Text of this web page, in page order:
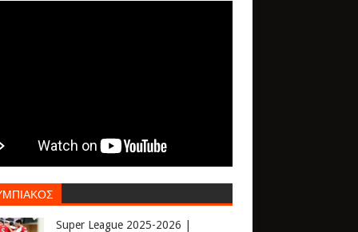
Super League 2025-2026 |